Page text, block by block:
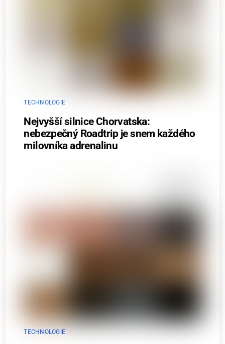
TECHNOLOGIE
Nejvyšší silnice Chorvatska:
nebezpečný Roadtrip je snem každého
milovníka adrenalinu
TECHNOLOGIE